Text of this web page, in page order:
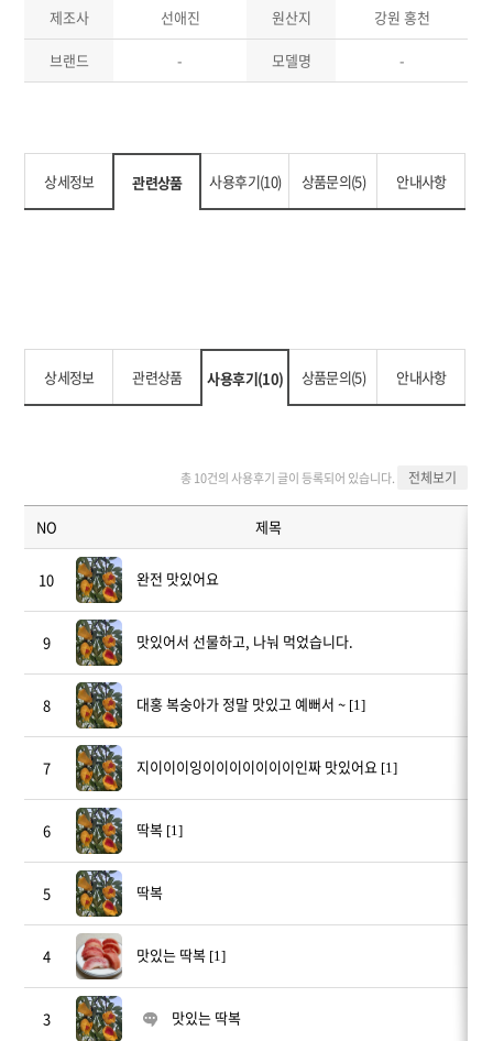
제조사 선애진 원산지 강원 홍천
브랜드 - 모델명 -
상세정보 관련상품 사용후기(10) 상품문의(5) 안내사항
상세정보 관련상품 사용후기(10) 상품문의(5) 안내사항